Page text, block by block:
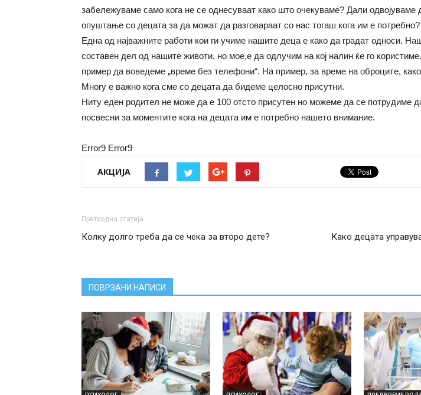
забележуваме само кога не се однесуваат како што очекуваме? Дали одвојуваме
опуштање со децата за да можат да разговараат со нас тогаш кога им е потребно?
Една од најважните работи кои ги учиме нашите деца е како да градат односи.
составен дел од нашите животи, но мое,е да одлучим на кој налин ќе го
пример да воведеме „време без телефони“. На пример, за време на оброците,
Многу е важно кога сме со децата да бидеме целосно присутни.
Ниту еден родител не може да е 100 отсто присутен но можеме да се потрудиме
посвесни за моментите кога на децата им е потребно нашето внимание.
Error9 Error9
АКЦИЈА
Претходна статија
Колку долго треба да се чека за второ дете? Како децата
ПОВРЗАНИ НАПИСИ